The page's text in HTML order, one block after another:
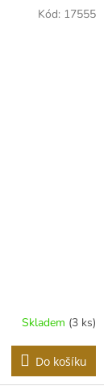
Skladem (3 ks)
Do košíku
Kód: 17555